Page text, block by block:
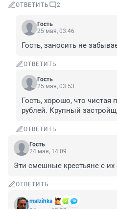
ОТВЕТИТЬ 2
Гость
25 мая, 03:46
Гость, заносить не
ОТВЕТИТЬ
Гость
25 мая, 03:53
Гость, хорошо, что чистая
рублей. Крупный
ОТВЕТИТЬ
Гость
24 мая, 14:09
Эти смешные крестьяне с
ОТВЕТИТЬ
malzihka